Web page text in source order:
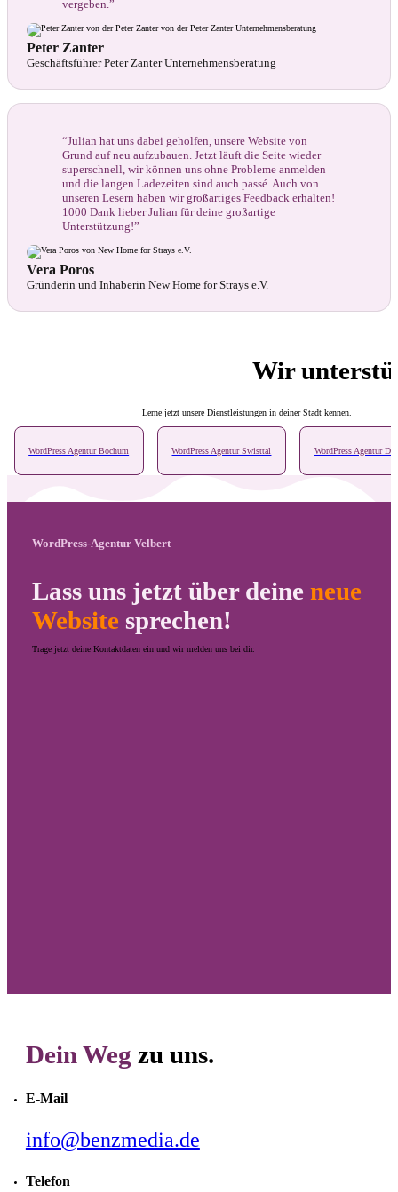
vergeben.”
Peter Zanter
Geschäftsführer Peter Zanter Unternehmensberatung
“Julian hat uns dabei geholfen, unsere Website von
Grund auf neu aufzubauen. Jetzt läuft die Seite wieder
superschnell, wir können uns ohne Probleme anmelden
und die langen Ladezeiten sind auch passé. Auch von
unseren Lesern haben wir großartiges Feedback erhalten!
1000 Dank lieber Julian für deine großartige
Unterstützung!”
Vera Poros
Gründerin und Inhaberin New Home for Strays e.V.
Wir
Lerne jetzt unsere Dienstleistungen in deiner Stadt kennen.
WordPress Agentur Bochum WordPress Agentur Swisttal WordPress Agentur
WordPress-Agentur Velbert
Lass uns jetzt über deineneue
Website sprechen!
Trage jetzt deine Kontaktdaten ein und wir melden uns bei dir.
Dein Weg zu uns.
E-Mail
info@benzmedia.de
Telefon